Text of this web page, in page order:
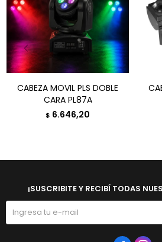
CABEZA MOVIL PLS DOBLE
CARA PL87A
$ 6.646,20
¡SUSCRIBITE Y RECIBÍ TODAS